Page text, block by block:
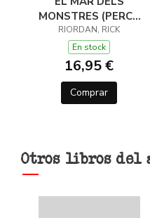
MONSTRES (PERCY
JACKSON I ELS DÉUS
DE L'OLIMP 2)
RIORDAN, RICK
En stock
16,95 €
Comprar
Otros libros del